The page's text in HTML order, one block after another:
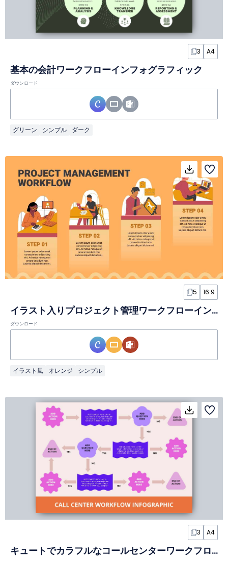
3 A4
基本の会計ワークフローインフォグラフィック
ダウンロード
グリーン シンプル ダーク
5 16:9
イラスト入りプロジェクト管理ワークフローインフォグラフィック
ダウンロード
イラスト風 オレンジ シンプル
3 A4
キュートでカラフルなコールセンターワークフローインフォグラフィック